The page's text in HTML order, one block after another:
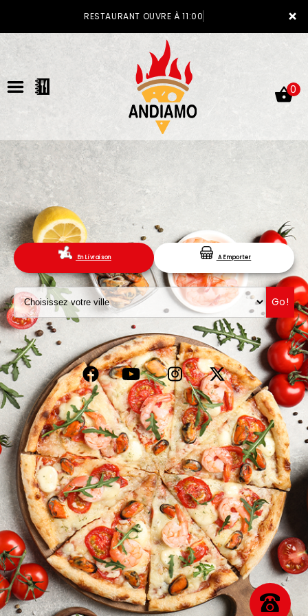
×
RESTAURANT OUVRE À 11:00
ACCUEIL
LA CARTE
VOTRE COMPTE
NOTRE RESTAURANT
VOS AVIS
MENTIONS LÉGALES
C.G.V
0
En Livraison A Emporter
Go!